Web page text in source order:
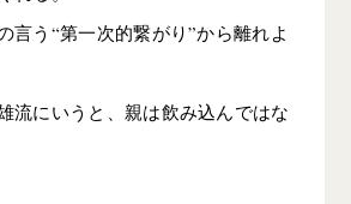
言う“第一次的繋がり”から離れよ
流にいうと、親は飲み込んではな